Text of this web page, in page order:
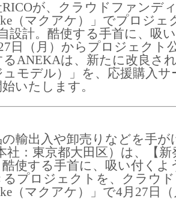
RICOが、クラウドファンデ
（マクアケ）」でプロジ
設計。酷使する手首に、吸
日（月）からプロジェクト
るANEKAは、新たに改良さ
ュモデル）」を、応援購入
いたします。
の輸出入や卸売りなどを手が
社：東京都大田区）は、【
酷使する手首に、吸い付く
るプロジェクトを、クラウ
（マクアケ）」で4月27日